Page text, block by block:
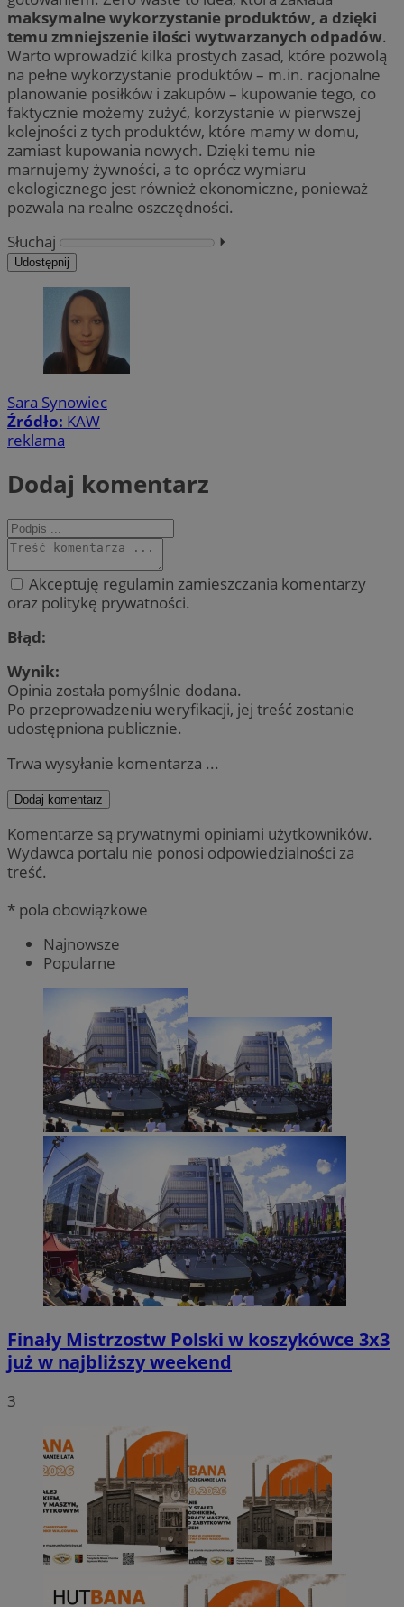
maksymalne wykorzystanie produktów, a dzięki
temu zmniejszenie ilości wytwarzanych odpadów.
Warto wprowadzić kilka prostych zasad, które pozwolą
na pełne wykorzystanie produktów – m.in. racjonalne
planowanie posiłków i zakupów – kupowanie tego, co
faktycznie możemy zużyć, korzystanie w pierwszej
kolejności z tych produktów, które mamy w domu,
zamiast kupowania nowych. Dzięki temu nie
marnujemy żywności, a to oprócz wymiaru
ekologicznego jest również ekonomiczne, ponieważ
pozwala na realne oszczędności.
Słuchaj
⏵︎
Udostępnij
Sara Synowiec
Źródło: KAW
reklama
Dodaj komentarz
Akceptuję regulamin zamieszczania komentarzy
oraz politykę prywatności.
Błąd:
Wynik:
Opinia została pomyślnie dodana.
Po przeprowadzeniu weryfikacji, jej treść zostanie
udostępniona publicznie.
Trwa wysyłanie komentarza ...
Dodaj komentarz
Komentarze są prywatnymi opiniami użytkowników.
Wydawca portalu nie ponosi odpowiedzialności za
treść.
* pola obowiązkowe
Najnowsze
Popularne
Finały Mistrzostw Polski w koszykówce 3x3
już w najbliższy weekend
3